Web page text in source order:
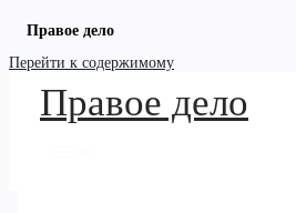
Правое дело
Перейти к содержимому
Правое дело